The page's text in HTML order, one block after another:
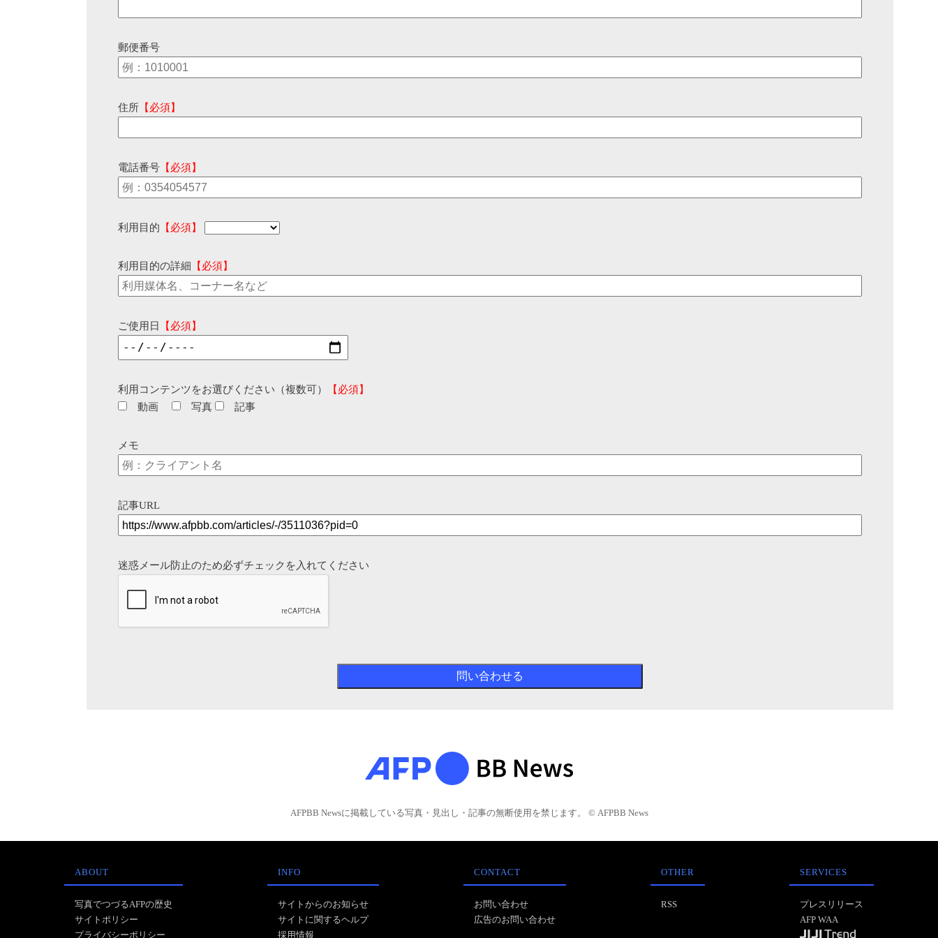
郵便番号
住所 【必須】
電話番号 【必須】
利用目的 【必須】
利用目的の詳細 【必須】
ご使用日 【必須】
利用コンテンツをお選びください（複数可）
【必須】
動画
写真 記事
メモ
記事URL
迷惑メール防止のため必ずチェックを入れてください
AFPBB Newsに掲載している写真・見出し・記事の無断使用を禁じます。 © AFPBB News
ABOUT
写真でつづるAFPの歴史
サイトポリシー
プライバシーポリシー
INFO
サイトからのお知らせ
サイトに関するヘルプ
採用情報
CONTACT
お問い合わせ
広告のお問い合わせ
OTHER
RSS
SERVICES
プレスリリース
AFP WAA